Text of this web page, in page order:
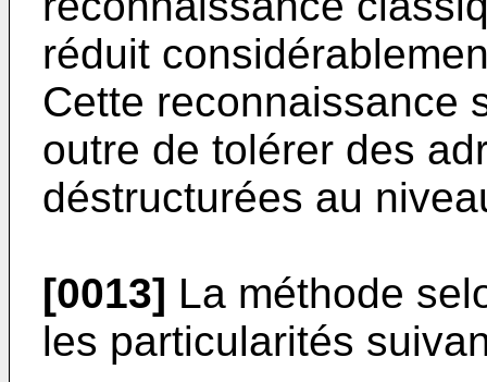
réduit
Cette reconnaissance
outre de tolérer des
déstructurées au
[0013] La méthode
les particularités